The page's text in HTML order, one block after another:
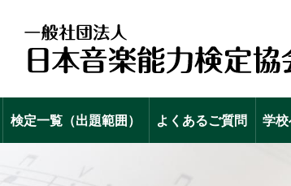
検定一覧（出題範囲） よくあるご質問 学